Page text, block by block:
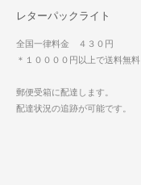
レターパックライト
全国一律料金 ４３０円
＊１００００円以上で送料無料
郵便受箱に配達します。
配達状況の追跡が可能です。